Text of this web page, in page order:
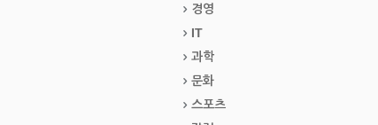
경영
IT
과학
문화
스포츠